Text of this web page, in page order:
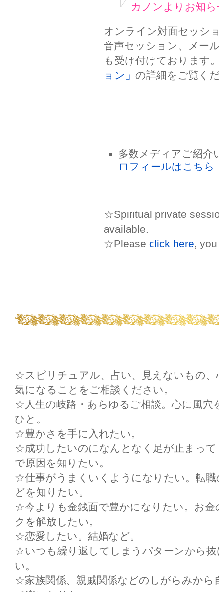
カノンよりお知ら
オンライン対面セッシ
音声セッション、メー
も受け付けております
ョン」 の詳細をご覧く
多数メディアご紹
ロフィールはこちら
☆Spiritual private
available.
☆Please click here ,
☆スピリチュアル、占い、見えないもの、
気になることをご相談ください。
☆人生の岐路・あらゆるご相談。心に風穴
ひと。
☆豊かさを手に入れたい。
☆成功したいのになんとなく足が止まっ
で原因を知りたい。
☆仕事がうまくいくようになりたい。転職
どを知りたい。
☆今よりも金銭面で豊かになりたい。お金
クを解放したい。
☆恋愛したい。結婚など。
☆いつも繰り返してしまうパターンから抜
い。
☆家族関係、親戚関係などのしがらみから